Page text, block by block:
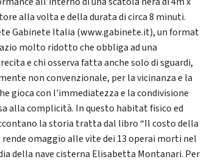
alla volta e della durata di circa 8 minuti.
Gabinete Italia (www.gabinete.it), un format
molto ridotto che obbliga ad una
e chi osserva fatta anche solo di sguardi,
non convenzionale, per la vicinanza e la
gioca con l'immediatezza e la condivisione
alla complicità. In questo habitat fisico ed
la storia tratta dal libro “Il costo della
omaggio alle vite dei 13 operai morti nel
della nave cisterna Elisabetta Montanari. Per